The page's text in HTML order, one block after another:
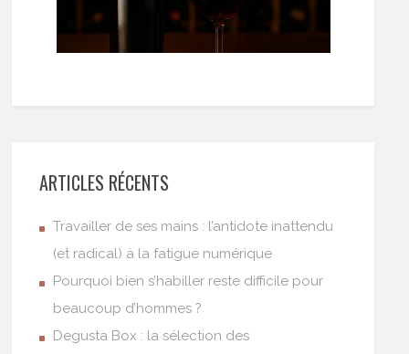
ARTICLES RÉCENTS
Travailler de ses mains : l’antidote inattendu
(et radical) à la fatigue numérique
Pourquoi bien s’habiller reste difficile pour
beaucoup d’hommes ?
Degusta Box : la sélection des